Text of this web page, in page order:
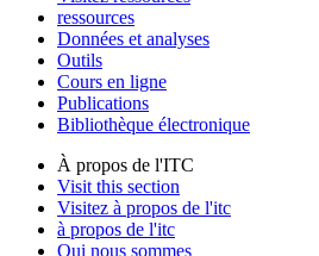
ressources
Données et analyses
Outils
Cours en ligne
Publications
Bibliothèque électronique
À propos de l'ITC
Visit this section
Visitez à propos de l'itc
à propos de l'itc
Qui nous sommes